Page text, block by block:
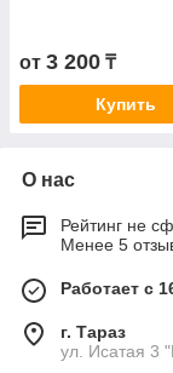
от 3 200 ₸
Купить
О нас
Рейтинг не
Менее 5
Работает с
г. Тараз
ул. Исатая 3